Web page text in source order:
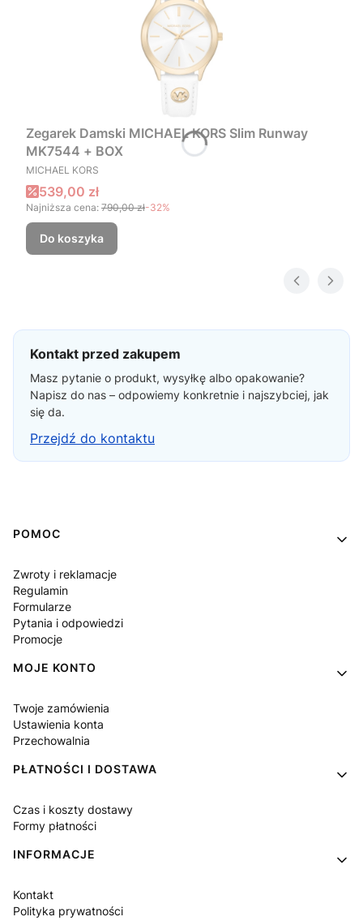
Zegarek Damski MICHAEL KORS Slim Runway
MK7544 + BOX
PRODUCENT
MICHAEL KORS
Cena promocyjna
539,00 zł
Najniższa cena: 790,00 zł-32%
Do koszyka
Kontakt przed zakupem
Masz pytanie o produkt, wysyłkę albo opakowanie?
Napisz do nas – odpowiemy konkretnie i najszybciej, jak
się da.
Przejdź do kontaktu
Linki w stopce
POMOC
Zwroty i reklamacje
Regulamin
Formularze
Pytania i odpowiedzi
Promocje
MOJE KONTO
Twoje zamówienia
Ustawienia konta
Przechowalnia
PŁATNOŚCI I DOSTAWA
Czas i koszty dostawy
Formy płatności
INFORMACJE
Kontakt
Polityka prywatności